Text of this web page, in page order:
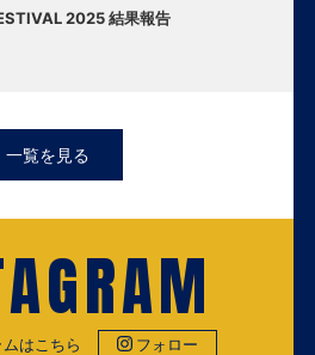
2025 結果報告
一覧を見る
はこちら フォロー